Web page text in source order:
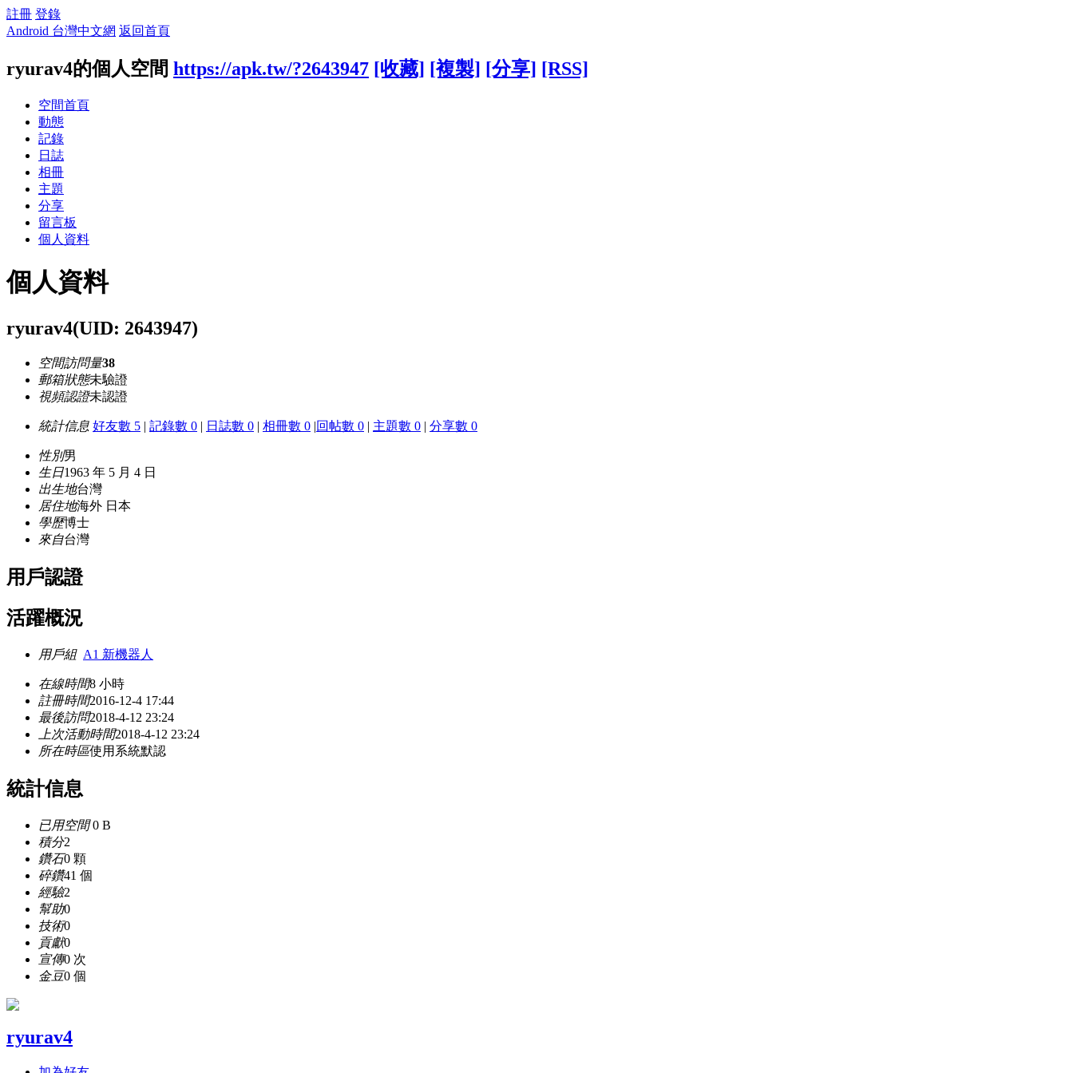
註冊 登錄
Android 台灣中文網 返回首頁
ryurav4的個人空間 https://apk.tw/?2643947 [收藏] [複製] [分享] [RSS]
空間首頁
動態
記錄
日誌
相冊
主題
分享
留言板
個人資料
個人資料
ryurav4(UID: 2643947)
空間訪問量38
郵箱狀態未驗證
視頻認證未認證
統計信息 好友數 5 | 記錄數 0 | 日誌數 0 | 相冊數 0 |回帖數 0 | 主題數 0 | 分享數 0
性別男
生日1963 年 5 月 4 日
出生地台灣
居住地海外 日本
學歷博士
來自台灣
用戶認證
活躍概況
用戶組 A1 新機器人
在線時間8 小時
註冊時間2016-12-4 17:44
最後訪問2018-4-12 23:24
上次活動時間2018-4-12 23:24
所在時區使用系統默認
統計信息
已用空間0 B
積分2
鑽石0 顆
碎鑽41 個
經驗2
幫助0
技術0
貢獻0
宣傳0 次
金豆0 個
ryurav4